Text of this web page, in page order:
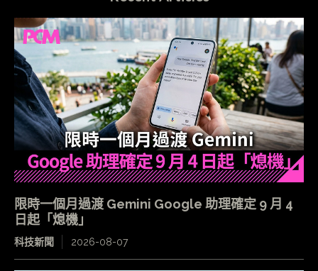
限時一個月過渡 Gemini Google 助理確定 9 月 4
日起「熄機」
科技新聞 2026-08-07